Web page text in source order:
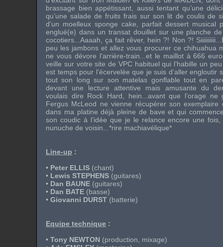
brassage bien appétissant, aussi tentant qu’une
qu’une salade de fruits frais sur son lit de coulis de
d’un moelleux sponge cake, parfait dessert musical
englué(e) dans un transat douillet sur une planche
cocotiers...Aaaah, ça fait rêver, hein ?! Non ?!
peu les jambons et allez vous procurer ce chihuahua
ne vous dévore l’arrière-train...et le maillot à 666
veille sur votre site de VPC habituel qui l’habille un
est temps pour l’écervelée que je suis d’aller engloutir
tout son long sur son matelas gonflable tout en
devant une lecture attentive mais amusante du
voulais dire Rock Hard, hein...avant que l’orage
Fergus McLeod ne vienne récupérer son exemplaire
dans ma platine déjà pleine de bave et qui
son coudic à l’idée que je le relance encore une
nunuche de voisin...*rire machiavélique*
Line-up :
• Peter ELLIS (chant)
• Lewis STEPHENS (guitares)
• Dan BAUNE (guitares)
• Dan BATE (basse)
• Giovanni DURST (batterie)
Equipe technique :
• Tony NEWTON (production, mixage)